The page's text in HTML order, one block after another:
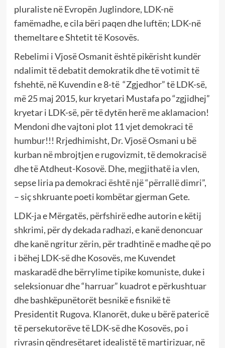
pluraliste në Evropën Juglindore, LDK-në
famëmadhe, e cila bëri paqen dhe luftën; LDK-në
themeltare e Shtetit të Kosovës.
Rebelimi i Vjosë Osmanit është pikërisht kundër
ndalimit të debatit demokratik dhe të votimit të
fshehtë, në Kuvendin e 8-të “Zgjedhor” të LDK-së,
më 25 maj 2015, kur kryetari Mustafa po “zgjidhej”
kryetar i LDK-së, për të dytën herë me aklamacion!
Mendoni dhe vajtoni plot 11 vjet demokraci të
humbur!!! Rrjedhimisht, Dr. Vjosë Osmani u bë
kurban në mbrojtjen e rugovizmit, të demokracisë
dhe të Atdheut-Kosovë. Dhe, megjithatë ia vlen,
sepse liria pa demokraci është një “përrallë dimri”,
– siç shkruante poeti kombëtar gjerman Gete.
LDK-ja e Mërgatës, përfshirë edhe autorin e këtij
shkrimi, për dy dekada radhazi, e kanë denoncuar
dhe kanë ngritur zërin, për tradhtinë e madhe që po
i bëhej LDK-së dhe Kosovës, me Kuvendet
maskaradë dhe bërrylime tipike komuniste, duke i
seleksionuar dhe “harruar” kuadrot e përkushtuar
dhe bashkëpunëtorët besnikë e fisnikë të
Presidentit Rugova. Klanorët, duke u bërë patericë
të persekutorëve të LDK-së dhe Kosovës, po i
rivrasin qëndresëtaret idealistë të martirizuar, në